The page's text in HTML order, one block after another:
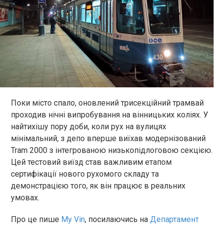
Поки місто спало, оновлений трисекційний трамвай
проходив нічні випробування на вінницьких коліях. У
найтихішу пору доби, коли рух на вулицях
мінімальний, з депо вперше виїхав модернізований
Tram 2000 з інтегрованою низькопідлоговою секцією.
Цей тестовий виїзд став важливим етапом
сертифікації нового рухомого складу та
демонстрацією того, як він працює в реальних
умовах.
Про це пише My Vin, посилаючись на Департамент